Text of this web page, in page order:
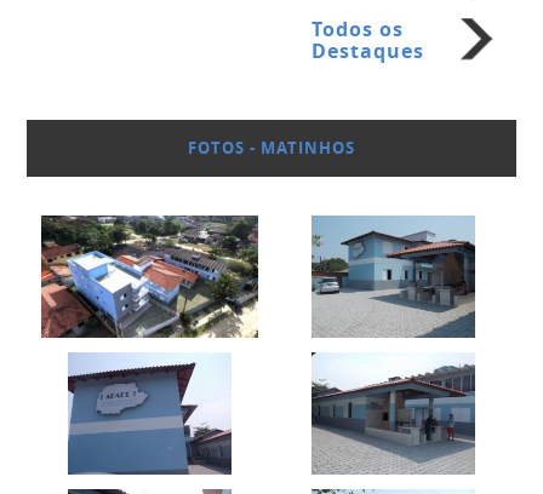
Todos os
Destaques
FOTOS - MATINHOS